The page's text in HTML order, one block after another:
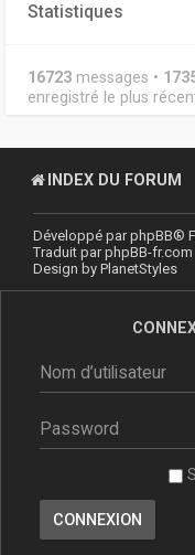
Statistiques
16723 messages •
enregistré le plus
INDEX DU FORUM
Développé parphpBB®
Traduit parphpBB-fr.com
Design by PlanetStyles